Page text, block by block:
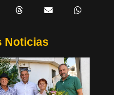
Noticias